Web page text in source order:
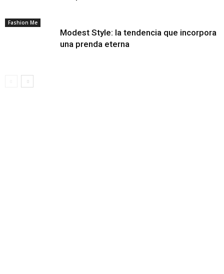
Emma Stone / Tomada de: MTV España
Fashion Me
Modest Style: la tendencia que incorpora
una prenda eterna